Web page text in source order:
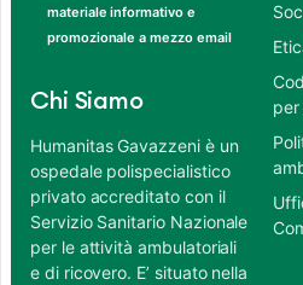
materiale informativo e
promozionale a mezzo email
Chi Siamo
Humanitas Gavazzeni è un
ospedale polispecialistico
privato accreditato con il
Servizio Sanitario Nazionale
per le attività ambulatoriali
e di ricovero. E’ situato nella
per